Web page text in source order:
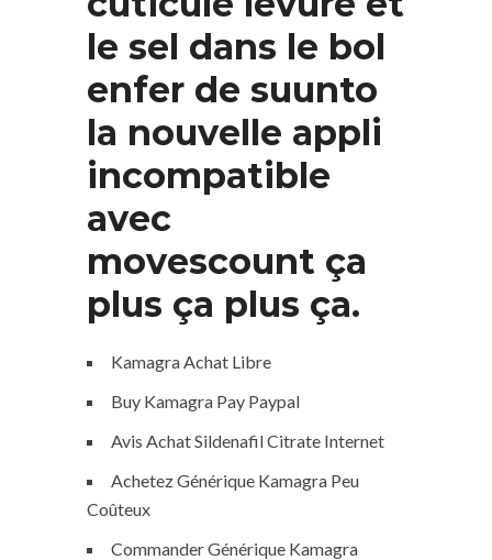
le sel dans le bol
enfer de suunto
la nouvelle appli
incompatible
avec
movescount ça
plus ça plus ça.
Kamagra Achat Libre
Buy Kamagra Pay Paypal
Avis Achat Sildenafil Citrate Internet
Achetez Générique Kamagra Peu
Coûteux
Commander Générique Kamagra